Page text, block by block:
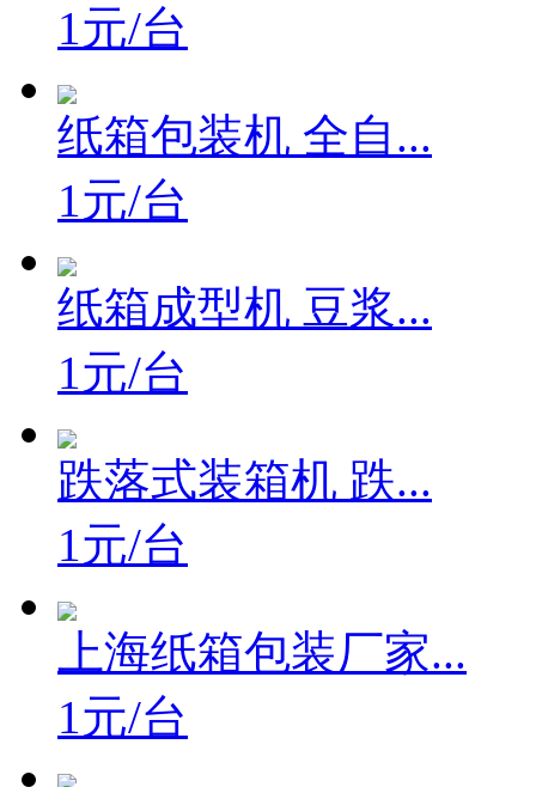
1元/台
纸箱包装机 全自...
1元/台
纸箱成型机 豆浆...
1元/台
跌落式装箱机 跌...
1元/台
上海纸箱包装厂家...
1元/台